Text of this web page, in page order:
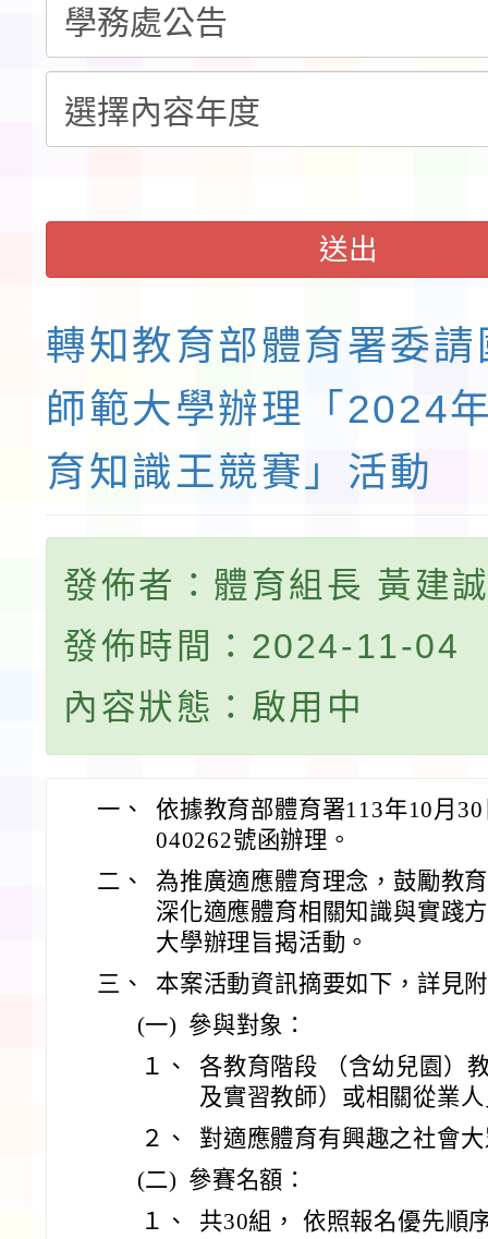
童軍小隊長訓練營活動
送出
轉知教育部體育署委
師範大學辦理「2024
育知識王競賽」活動
發佈者：體育組長 黃建
發佈時間：2024-11-04
內容狀態：啟用中
一、
依據教育部體育署113年10月
040262號函辦理。
二、
為推廣適應體育理念，鼓勵教
深化適應體育相關知識與實踐
大學辦理旨揭活動。
三、
本案活動資訊摘要如下，詳見
(一) 參與對象：
１、
各教育階段 （含幼兒園）
及實習教師）或相關從業
２、
對適應體育有興趣之社會
(二) 參賽名額：
１、
共30組， 依照報名優先順